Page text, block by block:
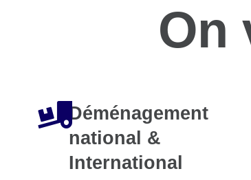
On
Déménagement
national &
International